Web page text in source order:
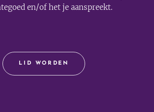
en/of het je aanspreekt.
LID WORDEN